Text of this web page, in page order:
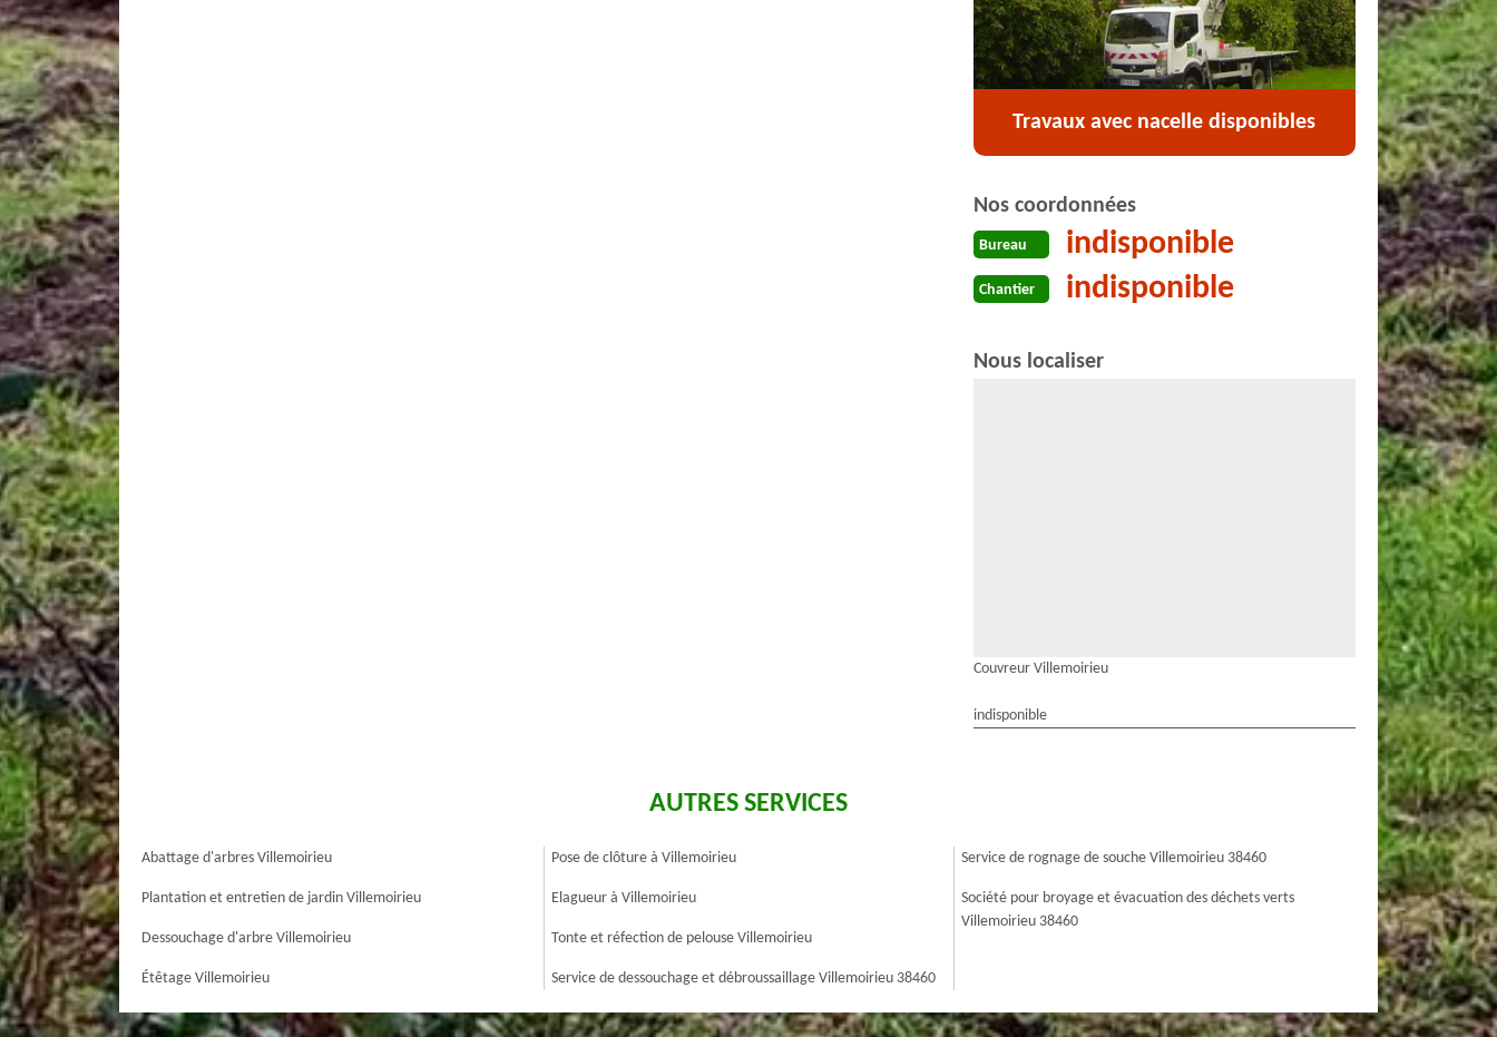
Travaux avec nacelle disponibles
Nos coordonnées
Bureau indisponible
Chantier indisponible
Nous localiser
Couvreur Villemoirieu
indisponible
AUTRES SERVICES
Abattage d'arbres Villemoirieu
Plantation et entretien de jardin Villemoirieu
Dessouchage d'arbre Villemoirieu
Étêtage Villemoirieu
Pose de clôture à Villemoirieu
Elagueur à Villemoirieu
Tonte et réfection de pelouse Villemoirieu
Service de dessouchage et débroussaillage Villemoirieu 38460
Service de rognage de souche Villemoirieu 38460
Société pour broyage et évacuation des déchets verts
Villemoirieu 38460